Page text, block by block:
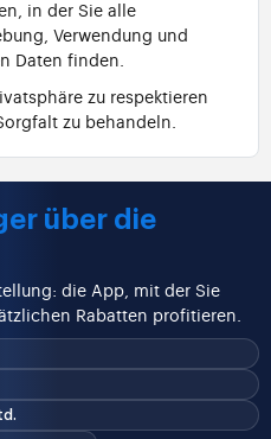
in der Sie alle
Verwendung und
Daten finden.
zu respektieren
zu behandeln.
über die
die App, mit der Sie
Rabatten profitieren.